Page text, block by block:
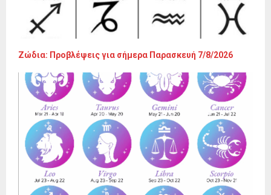
Ζώδια: Προβλέψεις για σήμερα Παρασκευή 7/8/2026